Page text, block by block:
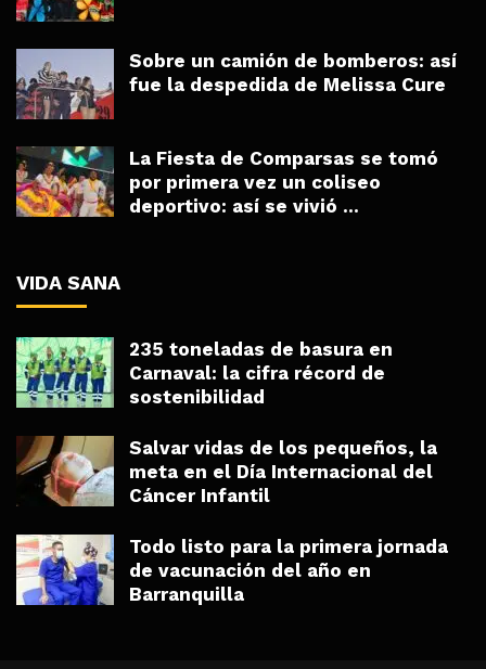
Sobre un camión de bomberos: así
fue la despedida de Melissa Cure
La Fiesta de Comparsas se tomó
por primera vez un coliseo
deportivo: así se vivió ...
VIDA SANA
235 toneladas de basura en
Carnaval: la cifra récord de
sostenibilidad
Salvar vidas de los pequeños, la
meta en el Día Internacional del
Cáncer Infantil
Todo listo para la primera jornada
de vacunación del año en
Barranquilla